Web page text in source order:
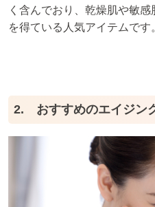
く含んでおり、乾燥肌や敏
を得ている人気アイテムです
2. おすすめのエイジン